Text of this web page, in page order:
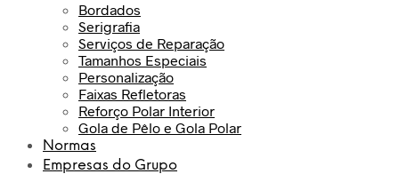
Bordados
Serigrafia
Serviços de Reparação
Tamanhos Especiais
Personalização
Faixas Refletoras
Reforço Polar Interior
Gola de Pêlo e Gola Polar
Normas
Empresas do Grupo